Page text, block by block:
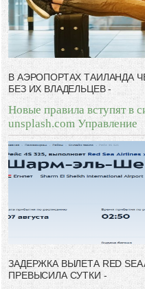
В АЭРОПОРТАХ ТАИЛАНДА
БЕЗ ИХ ВЛАДЕЛЬЦЕВ -
Новые правила вступят в
unsplash.com Управление
ЗАДЕРЖКА ВЫЛЕТА RED
ПРЕВЫСИЛА СУТКИ -